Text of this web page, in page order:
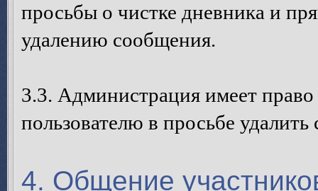
просьбы о чистке дневника и
удалению сообщения.
3.3. Администрация имеет
пользователю в просьбе
4. Общение